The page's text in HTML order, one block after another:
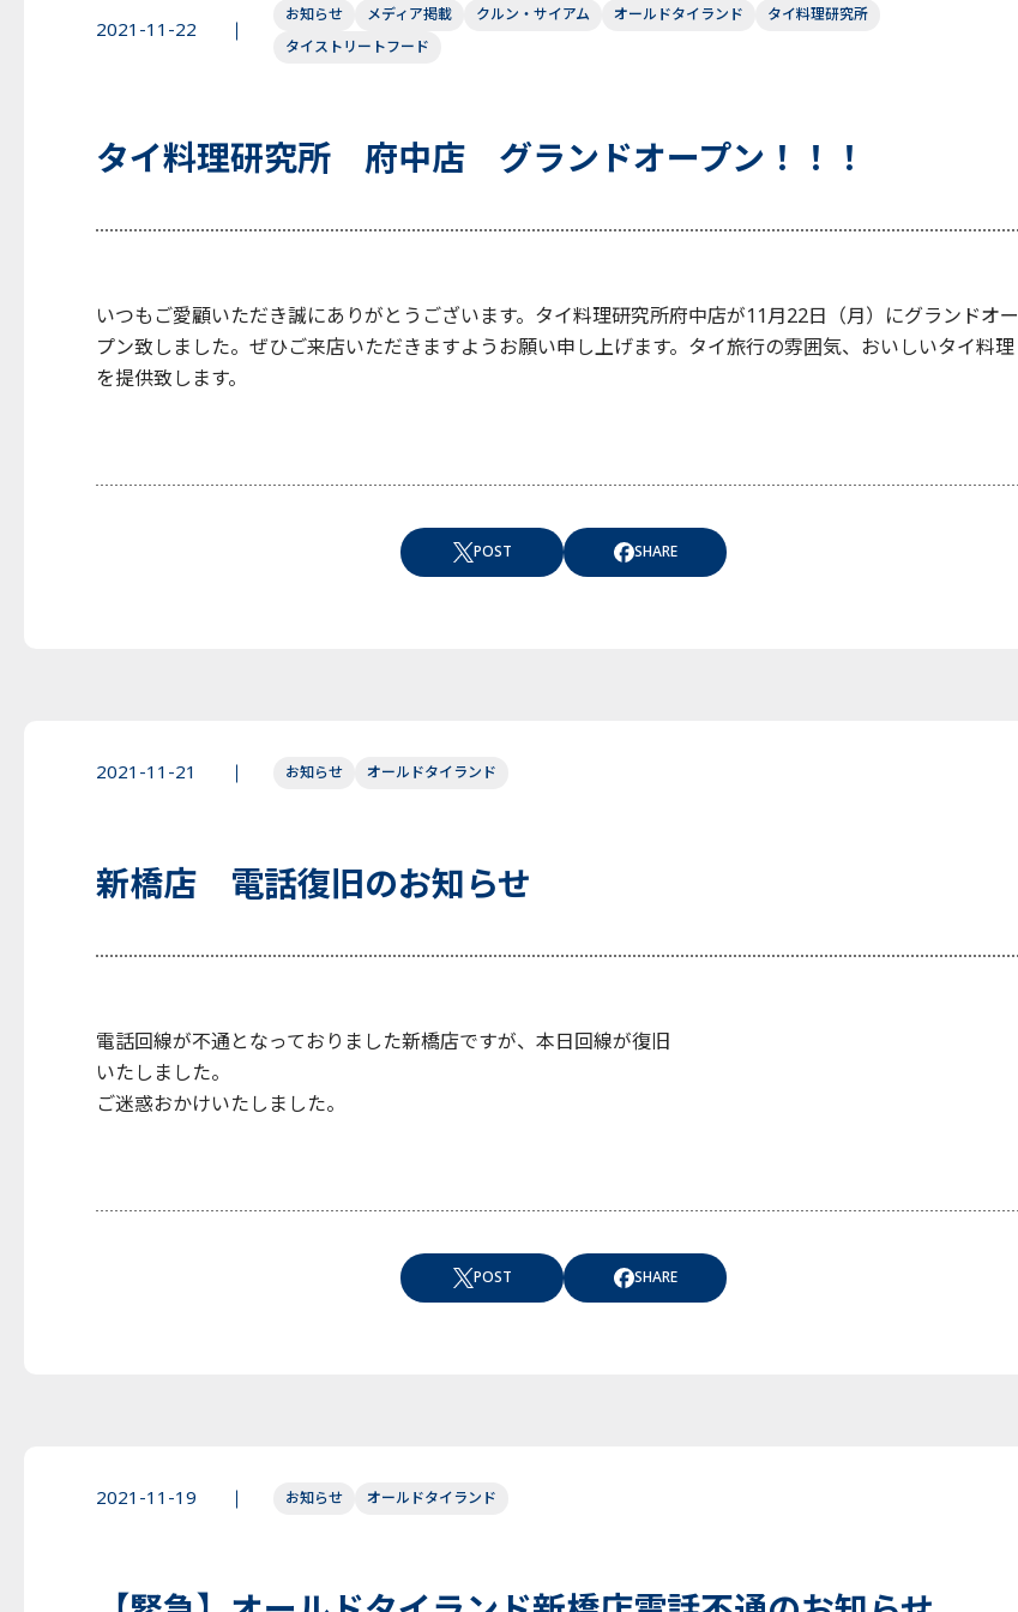
2021-11-22
お知らせ メディア掲載 クルン・サイアム オールドタイランド
タイ料理研究所
タイストリートフード
タイ料理研究所 府中店 グランドオープン！！！
いつもご愛顧いただき誠にありがとうございます。タイ料理研究所府中店が11月22日（月）にグランドオー
プン致しました。ぜひご来店いただきますようお願い申し上げます。タイ旅行の雰囲気、おいしいタイ料理
を提供致します。
POST SHARE
2021-11-21 お知らせ オールドタイランド
新橋店 電話復旧のお知らせ
電話回線が不通となっておりました新橋店ですが、本日回線が復旧
いたしました。
ご迷惑おかけいたしました。
POST SHARE
2021-11-19 お知らせ オールドタイランド